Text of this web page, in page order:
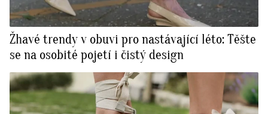
Žhavé trendy v obuvi pro nastávající léto: Těšte
se na osobité pojetí i čistý design